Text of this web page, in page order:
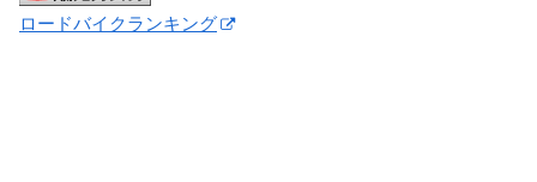
ロードバイクランキング